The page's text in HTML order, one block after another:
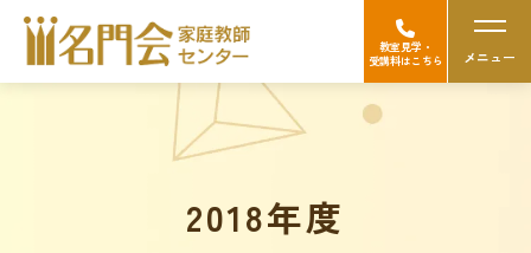
教室見学・
受講料はこちら メニュー
名門会の強み（選ばれる理由）
Googleの口コミを見る2018年度